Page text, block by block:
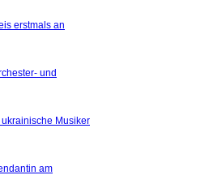
erstmals an
und
Musiker
am